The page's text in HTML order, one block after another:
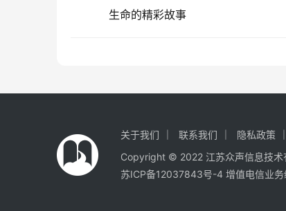
生命的精彩故事
关于我们 联系我们 隐私政策
Copyright © 2022 江苏众声信息技术
苏ICP备12037843号-4 增值电信业